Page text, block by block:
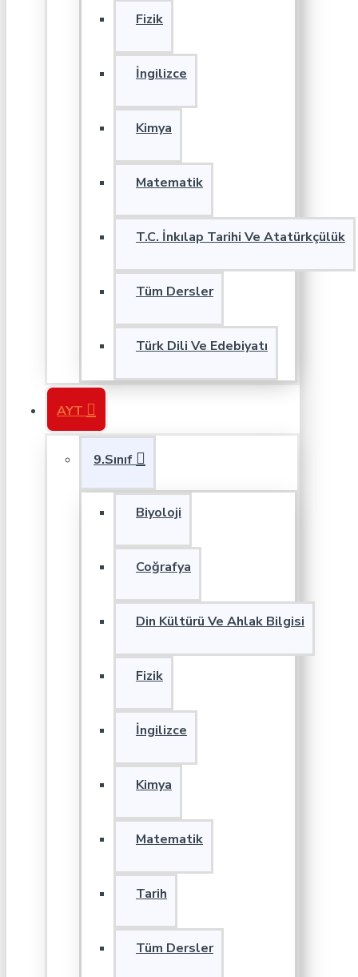
Fizik
İngilizce
Kimya
Matematik
T.C. İnkılap Tarihi Ve Atatürkçülük
Tüm Dersler
Türk Dili Ve Edebiyatı
AYT
9.Sınıf
Biyoloji
Coğrafya
Din Kültürü Ve Ahlak Bilgisi
Fizik
İngilizce
Kimya
Matematik
Tarih
Tüm Dersler